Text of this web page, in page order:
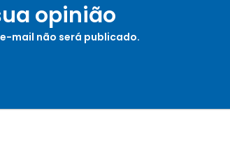
opinião
mail não será publicado.